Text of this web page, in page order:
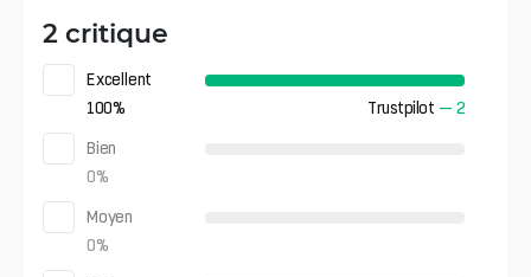
2 critique
Excellent
100% Trustpilot — 2
Bien
0%
Moyen
0%